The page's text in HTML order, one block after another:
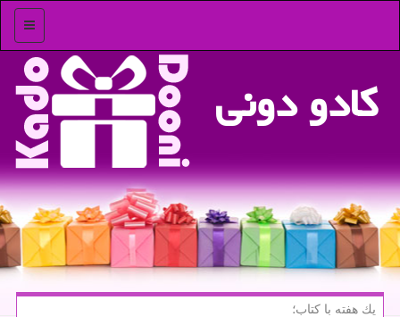
منو
كادو دونی
یك هفته با كتاب؛